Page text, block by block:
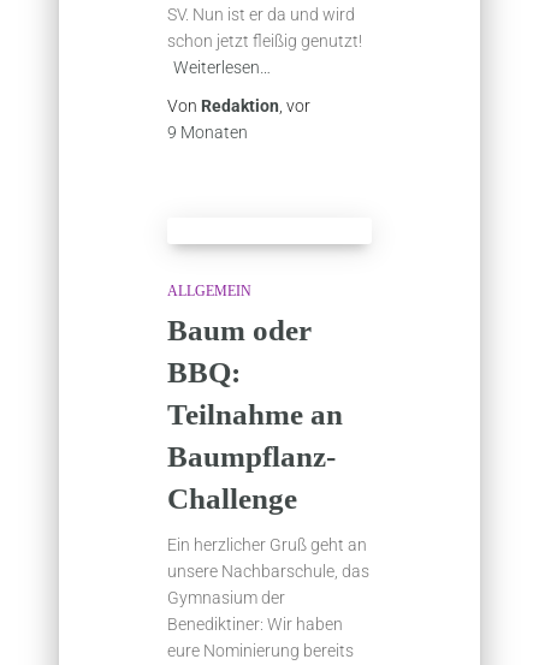
SV. Nun ist er da und wird
schon jetzt fleißig genutzt!
Weiterlesen…
Von Redaktion , vor
9 Monaten
ALLGEMEIN
Baum oder
BBQ:
Teilnahme an
Baumpflanz-
Challenge
Ein herzlicher Gruß geht an
unsere Nachbarschule, das
Gymnasium der
Benediktiner: Wir haben
eure Nominierung bereits